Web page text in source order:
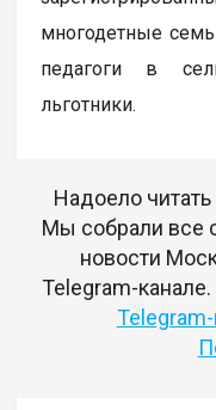
многодетные
педагоги в
льготники.
Надоело
Мы собрали все
новости
Telegram-